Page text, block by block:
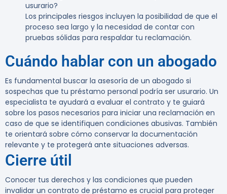
usurario?
Los principales riesgos incluyen la posibilidad de que el
proceso sea largo y la necesidad de contar con
pruebas sólidas para respaldar tu reclamación.
Cuándo hablar con un abogado
Es fundamental buscar la asesoría de un abogado si
sospechas que tu préstamo personal podría ser usurario. Un
especialista te ayudará a evaluar el contrato y te guiará
sobre los pasos necesarios para iniciar una reclamación en
caso de que se identifiquen condiciones abusivas. También
te orientará sobre cómo conservar la documentación
relevante y te protegerá ante situaciones adversas.
Cierre útil
Conocer tus derechos y las condiciones que pueden
invalidar un contrato de préstamo es crucial para proteger